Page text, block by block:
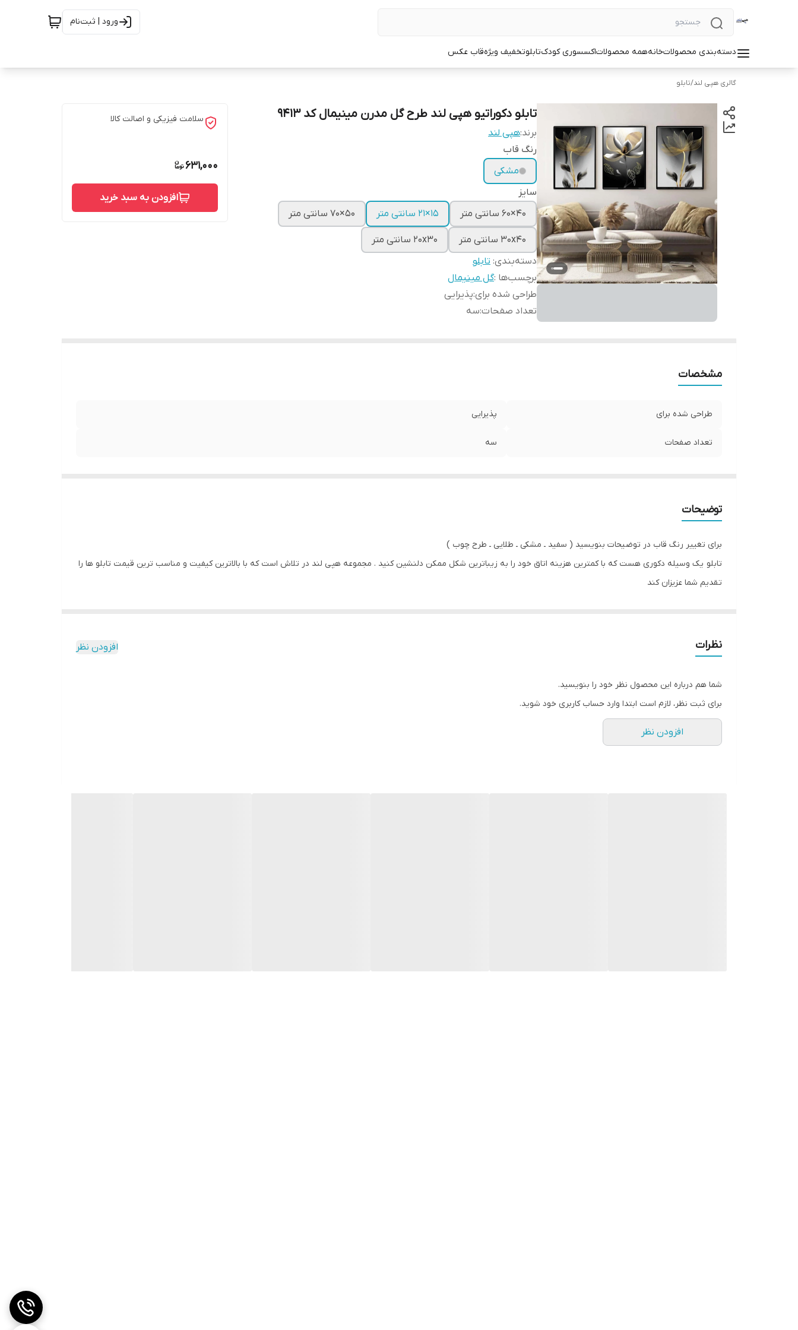
ورود | ثبت‌نام
دسته‌بندی محصولاتخانههمه محصولاتاکسسوری کودکتابلوتخفیف ویژهقاب عکس
گالری هپی لند/تابلو
تابلو دکوراتیو هپی لند طرح گل مدرن مینیمال کد 9413
برند:هپی لند
رنگ قاب
مشکی
سایز
40×60 سانتی متر
15×21 سانتی متر 50×70 سانتی متر
30x40 سانتی متر
20x30 سانتی متر
دسته‌بندی: تابلو
برچسب‌ها :گل مینیمال
طراحی شده برای:پذیرایی
تعداد صفحات:سه
سلامت فیزیکی و اصالت کالا
631,000
افزودن به سبد خرید
مشخصات
طراحی شده برای پذیرایی
تعداد صفحات سه
توضیحات
برای تغییر رنگ قاب در توضیحات بنویسید ( سفید ـ مشکی ـ طلایی ـ طرح چوب )
تابلو یک وسیله دکوری هست که با کمترین هزینه اتاق خود را به زیباترین شکل ممکن دلنشین کنید . مجموعه هپی لند در تلاش است که با بالاترین کیفیت و مناسب ترین قیمت تابلو ها را
تقدیم شما عزیزان کند
جنس شاسی ام دی اف هست عکس روی چوب چسبیده میشود و شیشه ندارد
نظرات افزودن نظر
شما هم درباره این محصول نظر خود را بنویسید.
برای ثبت نظر، لازم است ابتدا وارد حساب کاربری خود شوید.
افزودن نظر